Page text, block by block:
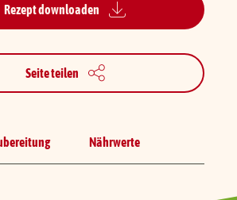
Rezept downloaden
Seite teilen
Nährwerte